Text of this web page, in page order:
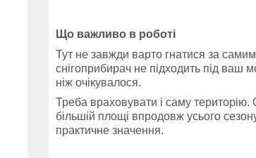
Що важливо в роботі
Тут не завжди варто гнатися за
снігоприбирач не підходить під ваш
ніж очікувалося.
Треба враховувати і саму
більшій площі впродовж усього
практичне значення.